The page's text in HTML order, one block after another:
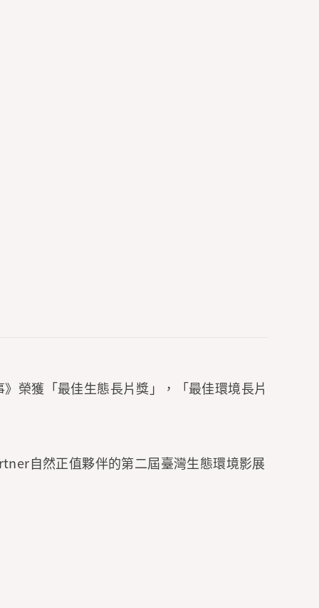
榮獲「最佳生態長片獎」，「最佳環境長片
自然正值夥伴的第二屆臺灣生態環境影展